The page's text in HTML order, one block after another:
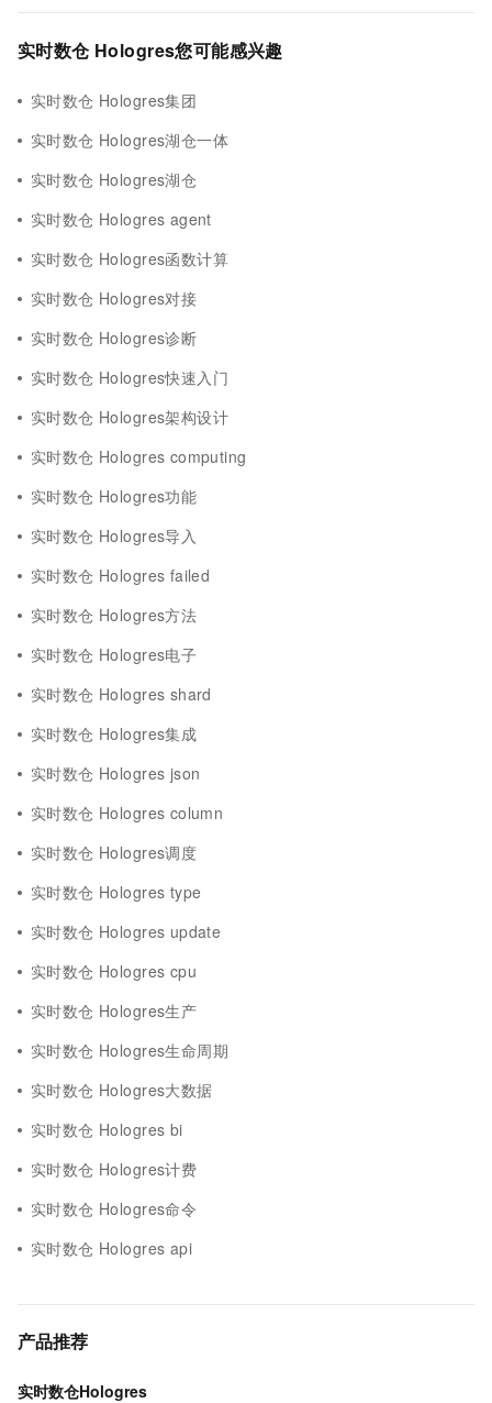
实时数仓 Hologres您可能感兴趣
实时数仓 Hologres集团
实时数仓 Hologres湖仓一体
实时数仓 Hologres湖仓
实时数仓 Hologres agent
实时数仓 Hologres函数计算
实时数仓 Hologres对接
实时数仓 Hologres诊断
实时数仓 Hologres快速入门
实时数仓 Hologres架构设计
实时数仓 Hologres computing
实时数仓 Hologres功能
实时数仓 Hologres导入
实时数仓 Hologres failed
实时数仓 Hologres方法
实时数仓 Hologres电子
实时数仓 Hologres shard
实时数仓 Hologres集成
实时数仓 Hologres json
实时数仓 Hologres column
实时数仓 Hologres调度
实时数仓 Hologres type
实时数仓 Hologres update
实时数仓 Hologres cpu
实时数仓 Hologres生产
实时数仓 Hologres生命周期
实时数仓 Hologres大数据
实时数仓 Hologres bi
实时数仓 Hologres计费
实时数仓 Hologres命令
实时数仓 Hologres api
产品推荐
实时数仓Hologres